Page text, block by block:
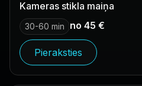
Kameras stikla maiņa
30-60 min no 45 €
Pieraksties